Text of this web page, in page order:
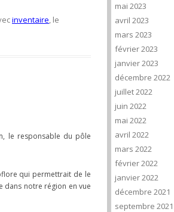
inventaire, le
le responsable du pôle
qui permettrait de le
dans notre région en vue
mai 2023
avril 2023
mars 2023
février 2023
janvier 2023
décembre 2022
juillet 2022
juin 2022
mai 2022
avril 2022
mars 2022
février 2022
janvier 2022
décembre 2021
septembre 2021